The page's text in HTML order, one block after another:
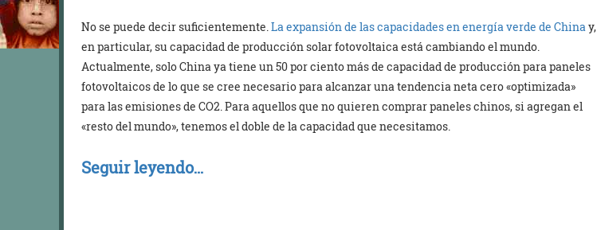
No se puede decir suficientemente.La expansión de las capacidades en energía verde de Chinay,
en particular, su capacidad de producción solar fotovoltaica está cambiando el mundo.
Actualmente, solo China ya tiene un 50 por ciento más de capacidad de producción para paneles
fotovoltaicos de lo que se cree necesario para alcanzar una tendencia neta cero «optimizada»
para las emisiones de CO2. Para aquellos que no quieren comprar paneles chinos, si agregan el
«resto del mundo», tenemos el doble de la capacidad que necesitamos.
Seguir leyendo…